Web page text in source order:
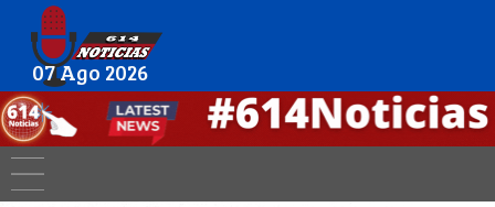
07 Ago 2026